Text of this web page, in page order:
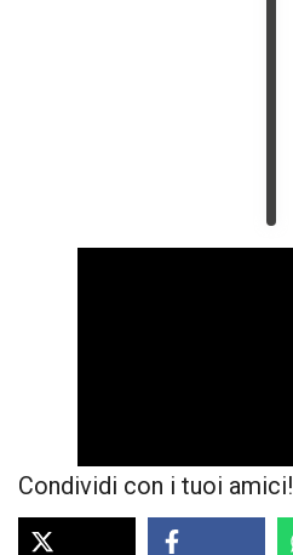
Condividi con i tuoi amici!